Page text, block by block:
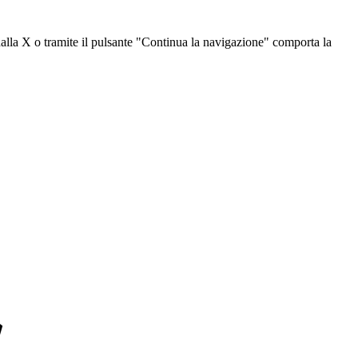
X o tramite il pulsante "Continua la navigazione" comporta la